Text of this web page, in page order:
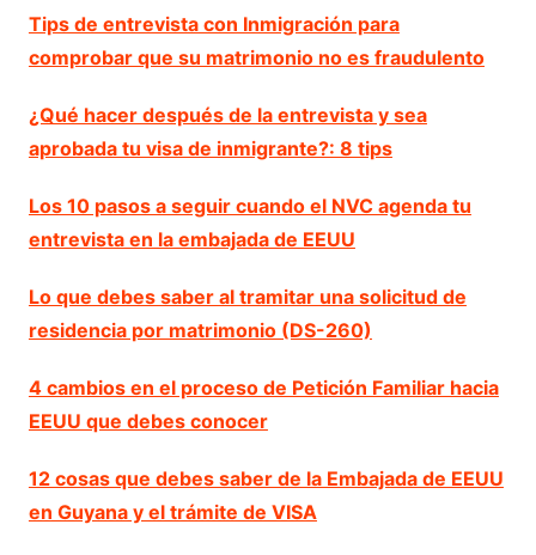
Tips de entrevista con Inmigración para
comprobar que su matrimonio no es fraudulento
¿Qué hacer después de la entrevista y sea
aprobada tu visa de inmigrante?: 8 tips
Los 10 pasos a seguir cuando el NVC agenda tu
entrevista en la embajada de EEUU
Lo que debes saber al tramitar una solicitud de
residencia por matrimonio (DS-260)
4 cambios en el proceso de Petición Familiar hacia
EEUU que debes conocer
12 cosas que debes saber de la Embajada de EEUU
en Guyana y el trámite de VISA